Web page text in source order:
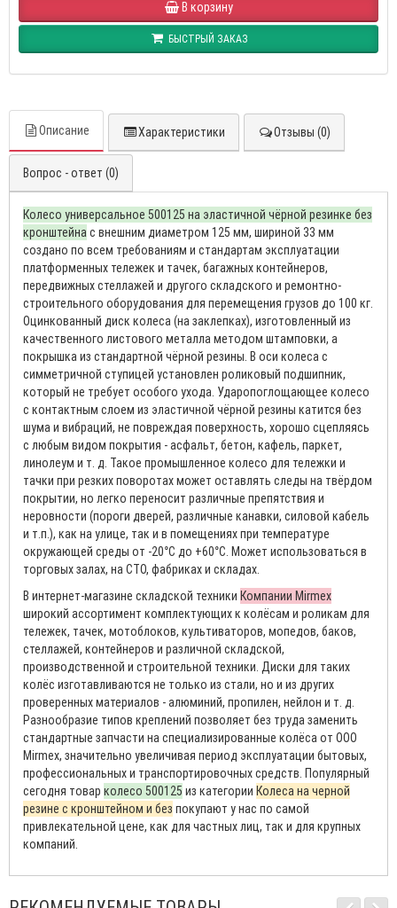
В корзину
БЫСТРЫЙ ЗАКАЗ
Описание Характеристики Отзывы (0)
Вопрос - ответ (0)
Колесо универсальное 500125 на эластичной чёрной резинке без
кронштейна с внешним диаметром 125 мм, шириной 33 мм
создано по всем требованиям и стандартам эксплуатации
платформенных тележек и тачек, багажных контейнеров,
передвижных стеллажей и другого складского и ремонтно-
строительного оборудования для перемещения грузов до 100 кг.
Оцинкованный диск колеса (на заклепках), изготовленный из
качественного листового металла методом штамповки, а
покрышка из стандартной чёрной резины. В оси колеса с
симметричной ступицей установлен роликовый подшипник,
который не требует особого ухода. Ударопоглощающее колесо
с контактным слоем из эластичной чёрной резины катится без
шума и вибраций, не повреждая поверхность, хорошо сцепляясь
с любым видом покрытия - асфальт, бетон, кафель, паркет,
линолеум и т. д. Такое промышленное колесо для тележки и
тачки при резких поворотах может оставлять следы на твёрдом
покрытии, но легко переносит различные препятствия и
неровности (пороги дверей, различные канавки, силовой кабель
и т.п.), как на улице, так и в помещениях при температуре
окружающей среды от -20°С до +60°С. Может использоваться в
торговых залах, на СТО, фабриках и складах.
В интернет-магазине складской техники Компании Mirmex
широкий ассортимент комплектующих к колёсам и роликам для
тележек, тачек, мотоблоков, культиваторов, мопедов, баков,
стеллажей, контейнеров и различной складской,
производственной и строительной техники. Диски для таких
колёс изготавливаются не только из стали, но и из других
проверенных материалов - алюминий, пропилен, нейлон и т. д.
Разнообразие типов креплений позволяет без труда заменить
стандартные запчасти на специализированные колёса от ООО
Mirmex, значительно увеличивая период эксплуатации бытовых,
профессиональных и транспортировочных средств. Популярный
сегодня товар колесо 500125 из категории Колеса на черной
резине с кронштейном и без покупают у нас по самой
привлекательной цене, как для частных лиц, так и для крупных
компаний.